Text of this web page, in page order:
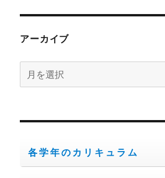
アーカイブ
ー
イ
各学年のカリキュラム